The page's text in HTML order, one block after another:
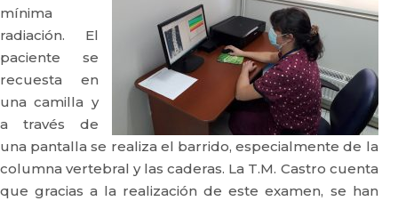
mínima
radiación. El
paciente se
recuesta en
una camilla y
a través de
una pantalla se realiza el barrido, especialmente de la
columna vertebral y las caderas. La T.M. Castro cuenta
que gracias a la realización de este examen, se han